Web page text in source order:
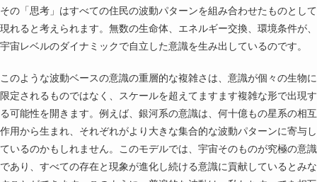
その「思考」はすべての住民の波動パターンを組み合わせたものとして
現れると考えられます。無数の生命体、エネルギー交換、環境条件が、
宇宙レベルのダイナミックで自立した意識を生み出しているのです。
このような波動ベースの意識の重層的な複雑さは、意識が個々の生物に
限定されるものではなく、スケールを超えてますます複雑な形で出現す
る可能性を開きます。例えば、銀河系の意識は、何十億もの星系の相互
作用から生まれ、それぞれがより大きな集合的な波動パターンに寄与し
ているのかもしれません。このモデルでは、宇宙そのものが究極の意識
であり、すべての存在と現象が進化し続ける意識に貢献しているとみな